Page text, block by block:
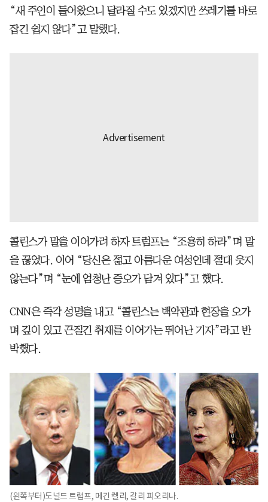
“새 주인이 들어왔으니 달라질 수도 있겠지만 쓰레기를 바로
잡긴 쉽지 않다”고 말했다.
콜린스가 말을 이어가려 하자 트럼프는 “조용히 하라”며 말
을 끊었다. 이어 “당신은 젊고 아름다운 여성인데 절대 웃지
않는다”며 “눈에 엄청난 증오가 담겨 있다”고 했다.
CNN은 즉각 성명을 내고 “콜린스는 백악관과 현장을 오가
며 깊이 있고 끈질긴 취재를 이어가는 뛰어난 기자”라고 반
박했다.
(왼쪽부터)도널드 트럼프, 메긴 켈리, 칼리 피오리나.